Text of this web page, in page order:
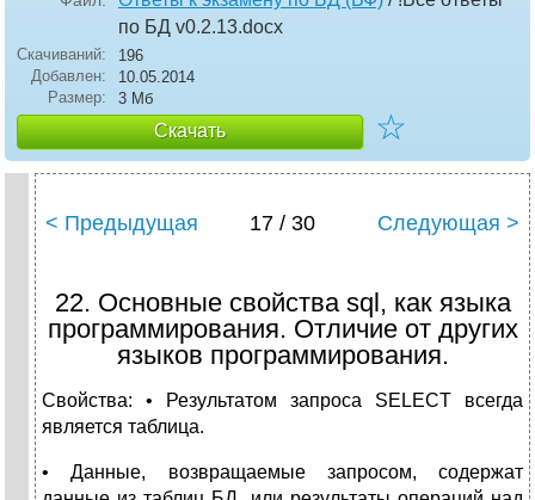
по БД v0.2.13.docx
Скачиваний:
196
Добавлен:
10.05.2014
Размер:
3 Мб
Скачать ☆
< Предыдущая 17 / 30 Следующая >
22. Основные свойства sql, как языка
программирования. Отличие от других
языков программирования.
Свойства: • Результатом запроса SELECT всегда
является таблица.
• Данные, возвращаемые запросом, содержат